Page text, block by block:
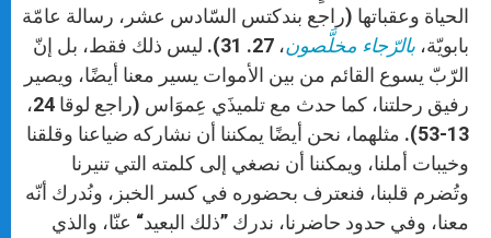
الحياة وعقباتها (راجع بندكتس السّادس عشر، رسالة عامّة
بابويّة، بالرّجاء مخلَّصون
، 27. 31). ليس ذلك فقط، بل إنّ
الرّبّ يسوع القائم من بين الأموات يسير معنا أيضًا، ويصير
رفيق رحلتنا، كما حدث مع تلميذَي عِموَاس (راجع لوقا 24،
13-53). مثلهما، نحن أيضًا يمكننا أن نشاركه ضياعنا وقلقنا
وخيبات أملنا، ويمكننا أن نصغي إلى كلمته التي تنيرنا
وتُضرم قلبنا، فنعترف بحضوره في كسر الخبز، ونُدرك أنّه
معنا، وفي حدود حاضرنا، ندرك ”ذلك البعيد“ عنّا، والذي